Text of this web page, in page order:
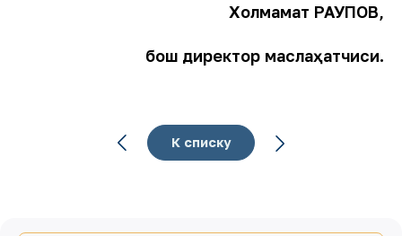
Холмамат РАУПОВ,
бош директор маслаҳатчиси.
К списку